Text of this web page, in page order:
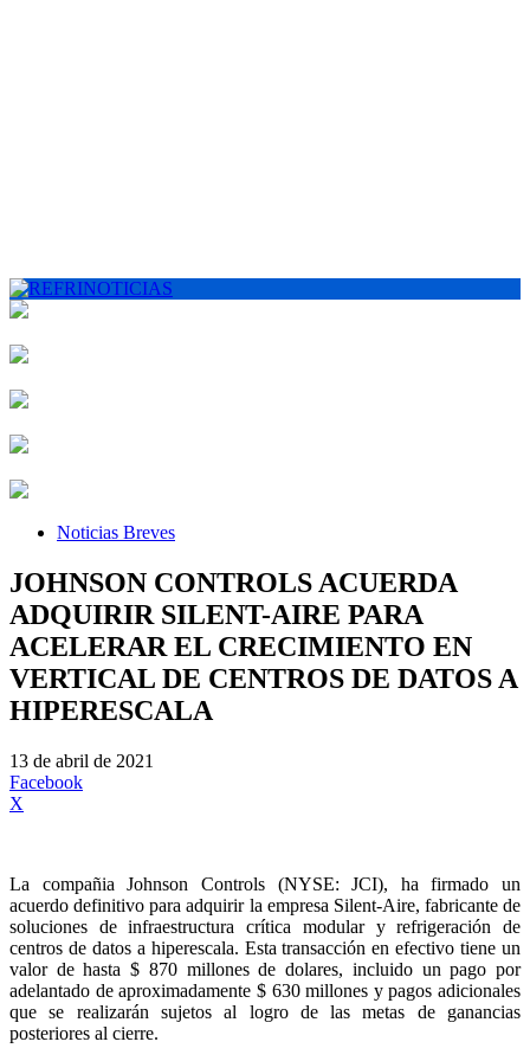
Noticias Breves
JOHNSON CONTROLS ACUERDA
ADQUIRIR SILENT-AIRE PARA
ACELERAR EL CRECIMIENTO EN
VERTICAL DE CENTROS DE DATOS A
HIPERESCALA
13 de abril de 2021
Facebook
X
La compañia Johnson Controls (NYSE: JCI), ha firmado un
acuerdo definitivo para adquirir la empresa Silent-Aire, fabricante de
soluciones de infraestructura crítica modular y refrigeración de
centros de datos a hiperescala. Esta transacción en efectivo tiene un
valor de hasta $ 870 millones de dolares, incluido un pago por
adelantado de aproximadamente $ 630 millones y pagos adicionales
que se realizarán sujetos al logro de las metas de ganancias
posteriores al cierre.